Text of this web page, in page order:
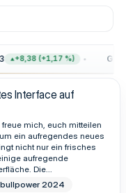
+8,38 (+1,17 %) Gold
Interface auf
mich, euch mitteilen
ein aufregendes neues
nicht nur ein frisches
aufregende
Die...
bullpower 2024